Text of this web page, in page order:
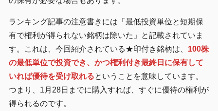
ランキング記事の注意書きには「最低投資単位と短期保
有で権利が得られない銘柄は除いた」と記載されていま
す。これは、今回紹介されている★印付き銘柄は、 100株
の最低単位で投資でき、かつ権利付き最終日に保有して
いれば優待を受け取れるということを意味しています。
つまり、1月28日までに購入すれば、すぐに優待の権利が
得られるのです。